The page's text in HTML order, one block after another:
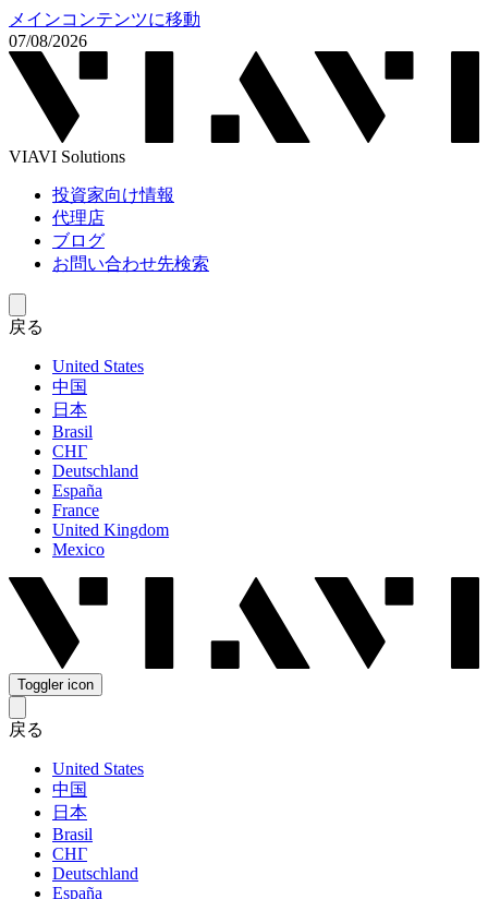
メインコンテンツに移動
07/08/2026
VIAVI Solutions
投資家向け情報
代理店
ブログ
お問い合わせ先検索
戻る
United States
中国
日本
Brasil
СНГ
Deutschland
España
France
United Kingdom
Mexico
Toggler icon
戻る
United States
中国
日本
Brasil
СНГ
Deutschland
España